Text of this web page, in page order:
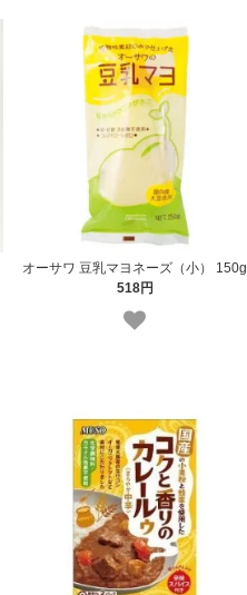
オーサワ 豆乳マヨネーズ（小） 150g
518円